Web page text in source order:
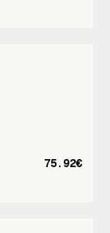
75.92€